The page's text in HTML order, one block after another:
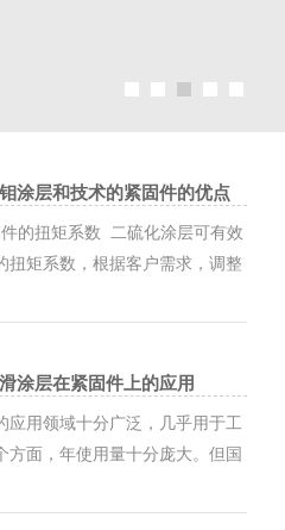
涂层和技术的紧固件的优点
的扭矩系数 二硫化涂层可有效
扭矩系数，根据客户需求，调整
工特定的扭矩系数的紧固件。
涂层在紧固件上的应用
应用领域十分广泛，几乎用于工
方面，年使用量十分庞大。但国
。欧美等发达国家上世纪80年代